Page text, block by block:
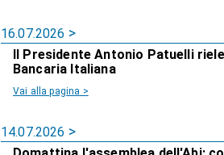
16.07.2026
Il Presidente Antonio Patuelli
Bancaria Italiana
Vai alla pagina >
14.07.2026